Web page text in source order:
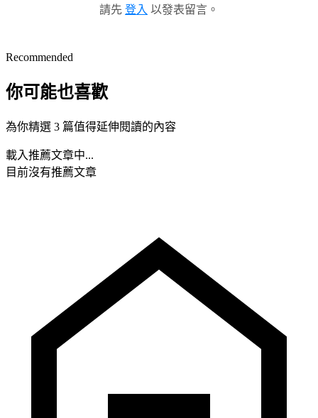
請先 登入 以發表留言。
Recommended
你可能也喜歡
為你精選 3 篇值得延伸閱讀的內容
載入推薦文章中...
目前沒有推薦文章